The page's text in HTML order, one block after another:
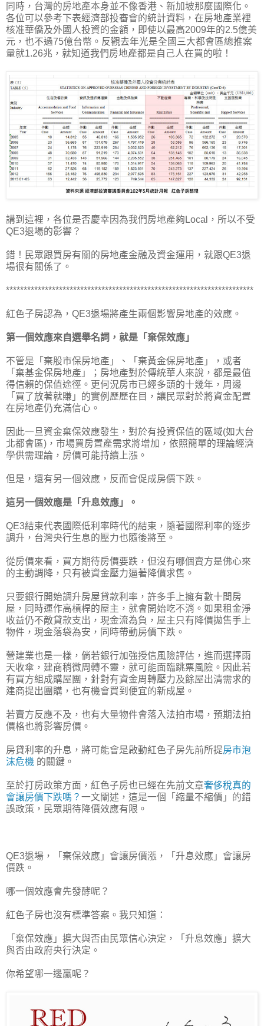
同時，台灣的房地產本身並不像香港、新加坡那麼國際化。
各位可以參考下表經濟部投審會的統計資料，在房地產業裡
核准華僑及外國人投資的金額，即使以最高2009年的2.5億美
元，也不過75億台幣。反觀去年光是全國三大都會區總推案
量就1.26兆，就知道我們房地產都是自己人在買的啦！
講到這裡，各位是否慶幸因為我們房地產夠Local，所以不受
QE3退場的影響？
錯！民眾跟買房有關的房地產金融及資金運用，就跟QE3退
場很有關係了。
**********************************************************************
紅色子房認為，QE3退場將產生兩個影響房地產的效應。
第一個效應來自選舉名詞，就是「棄保效應」
不管是「棄股市保房地產」、「棄黃金保房地產」，或者
「棄基金保房地產」；房地產對於傳統華人來說，都是最值
得信賴的保值途徑。更何況房市已經多頭的十幾年，周邊
「買了放著就賺」的實例歷歷在目，讓民眾對於將資金配置
在房地產仍充滿信心。
因此一旦資金棄保效應發生，對於有投資保值的區域(如大台
北都會區)，市場買房置產需求將增加，依照簡單的理論經濟
學供需理論，房價可能持續上漲。
但是，還有另一個效應，反而會促成房價下跌。
這另一個效應是「升息效應」。
QE3結束代表國際低利率時代的結束，隨著國際利率的逐步
調升，台灣央行生息的壓力也隨後將至。
從房價來看，買方期待房價要跌，但沒有哪個賣方是佛心來
的主動調降，只有被資金壓力逼著降價求售。
只要銀行開始調升房屋貸款利率，許多手上擁有數十間房
屋，同時運作高槓桿的屋主，就會開始吃不消。如果租金淨
收益仍不敵貸款支出，現金流為負，屋主只有降價拋售手上
物件，現金落袋為安，同時帶動房價下跌。
營建業也是一樣，倘若銀行加強授信風險評估，進而選擇雨
天收傘，建商稍微周轉不靈，就可能面臨跳票風險。因此若
有買方組成購屋團，針對有資金周轉壓力及餘屋出清需求的
建商提出團購，也有機會買到便宜的新成屋。
若賣方反應不及，也有大量物件會落入法拍市場，預期法拍
價格也將影響房價。
房貸利率的升息，將可能會是啟動紅色子房先前所提房市泡
沫危機 的關鍵。
至於打房政策方面，紅色子房也已經在先前文章奢侈稅真的
會讓房價下跌嗎？ 一文闡述，這是一個「縮量不縮價」的錯
誤政策，民眾期待降價效應有限。
QE3退場，「棄保效應」會讓房價漲，「升息效應」會讓房
價跌。
哪一個效應會先發酵呢？
紅色子房也沒有標準答案。我只知道：
「棄保效應」擴大與否由民眾信心決定，「升息效應」擴大
與否由政府央行決定。
你希望哪一邊贏呢？